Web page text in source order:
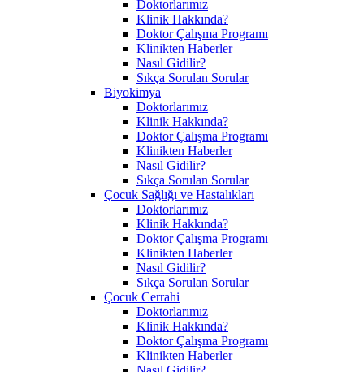
Doktorlarımız
Klinik Hakkında?
Doktor Çalışma Programı
Klinikten Haberler
Nasıl Gidilir?
Sıkça Sorulan Sorular
Biyokimya
Doktorlarımız
Klinik Hakkında?
Doktor Çalışma Programı
Klinikten Haberler
Nasıl Gidilir?
Sıkça Sorulan Sorular
Çocuk Sağlığı ve Hastalıkları
Doktorlarımız
Klinik Hakkında?
Doktor Çalışma Programı
Klinikten Haberler
Nasıl Gidilir?
Sıkça Sorulan Sorular
Çocuk Cerrahi
Doktorlarımız
Klinik Hakkında?
Doktor Çalışma Programı
Klinikten Haberler